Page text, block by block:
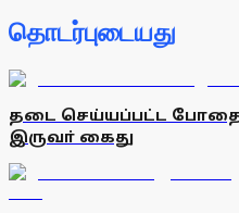
தொடர்புடையது
தடை செய்யப்பட்ட
இருவா் கைது